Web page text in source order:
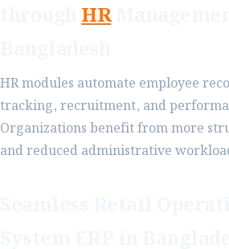
throughHR
HR modules automate employee
tracking, recruitment, and
Organizations benefit from more
and reduced administrative
Seamless Retail